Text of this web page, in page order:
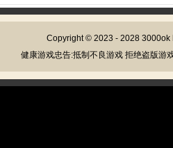
Copyright © 2023 - 2028 3000ok
健康游戏忠告:抵制不良游戏 拒绝盗版游